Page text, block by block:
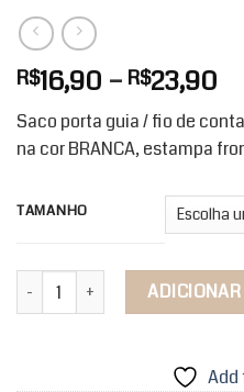
R$16,90 – R$23,90
de
Saco porta guia / fio de
na cor BRANCA, estampa
TAMANHO
Saco de Guias Meu Ori
Add